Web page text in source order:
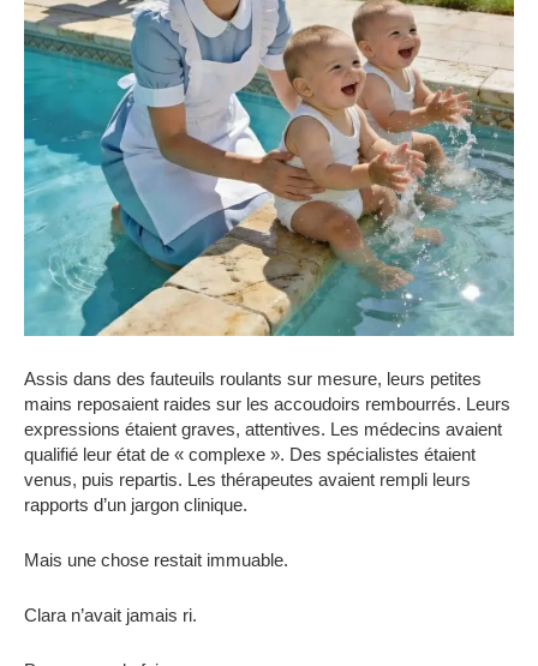
Assis dans des fauteuils roulants sur mesure, leurs petites
mains reposaient raides sur les accoudoirs rembourrés. Leurs
expressions étaient graves, attentives. Les médecins avaient
qualifié leur état de « complexe ». Des spécialistes étaient
venus, puis repartis. Les thérapeutes avaient rempli leurs
rapports d’un jargon clinique.
Mais une chose restait immuable.
Clara n’avait jamais ri.